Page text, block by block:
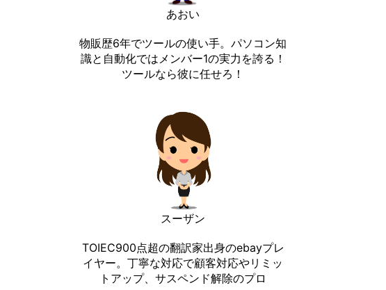
あおい
物販歴6年でツールの使い手。パソコン知
識と自動化ではメンバー1の実力を誇る！
ツールなら彼に任せろ！
スーザン
TOIEC900点超の翻訳家出身のebayプレ
イヤー。丁寧な対応で顧客対応やリミッ
トアップ、サスペンド解除のプロ